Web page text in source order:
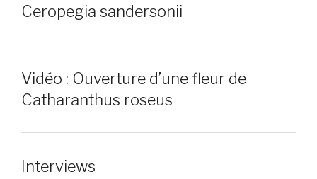
Ceropegia sandersonii
Vidéo : Ouverture d’une fleur de
Catharanthus roseus
Interviews